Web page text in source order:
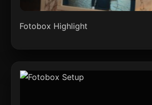
Fotobox Highlight